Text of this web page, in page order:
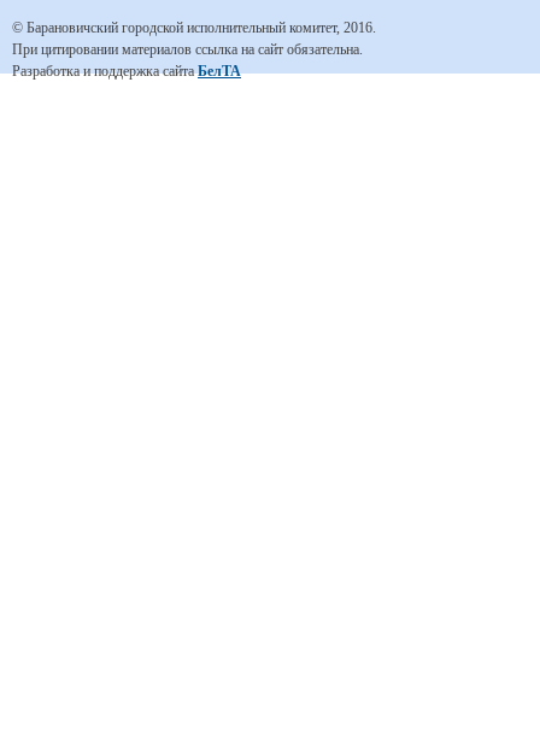
© Барановичский городской исполнительный комитет, 2016.
При цитировании материалов ссылка на сайт обязательна.
Разработка и поддержка сайтаБелТА